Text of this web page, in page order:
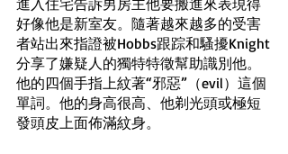
好像他是新室友。隨著越來越多的受害
者站出來指證被Hobbs跟踪和騷擾Knight
分享了嫌疑人的獨特特徵幫助識別他。
他的四個手指上紋著“邪惡”（evil）這個
單詞。他的身高很高、他剃光頭或極短
發頭皮上面佈滿紋身。